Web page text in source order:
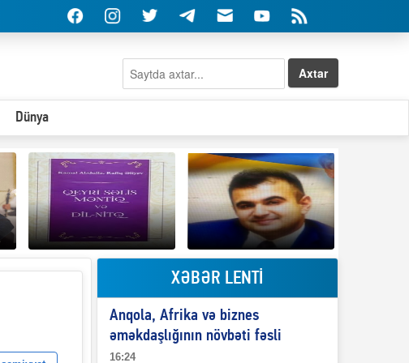
Axtar
Dünya
“Qeyri-səlis məntiq və
dil-nitq” elmimizə
Elşad Abdullayevin
erməniləri
maliyyələşdirən oğlu
niyə Azərbaycana
ekstradisiya olunmur?
XƏBƏR LENTİ
Anqola, Afrika və biznes
əməkdaşlığının növbəti fəsli
16:24